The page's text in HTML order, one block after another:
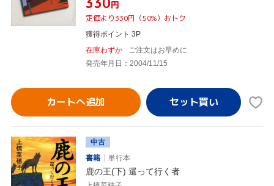
円
定価より330円（50%）おトク
獲得ポイント 3P
在庫わずか
ご注文はお早めに
発売年月日：2004/11/15
カートへ追加
中古
書籍
単行本
鹿の王(下) 還って行く者